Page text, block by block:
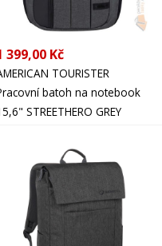
399,00 Kč
TOURISTER
batoh na notebook
STREETHERO GREY